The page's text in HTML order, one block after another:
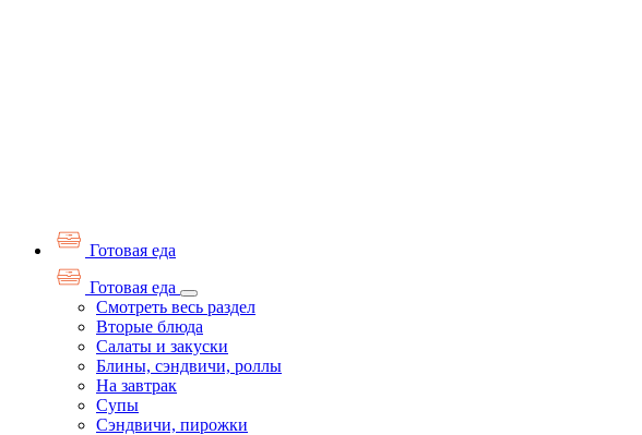
Готовая еда
Готовая еда
Смотреть весь раздел
Вторые блюда
Салаты и закуски
Блины, сэндвичи, роллы
На завтрак
Супы
Сэндвичи, пирожки